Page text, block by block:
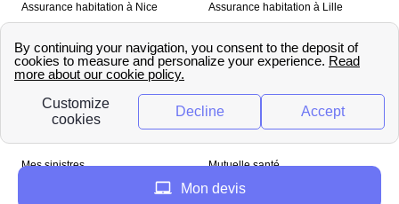
Assurance habitation à Nice
Assurance habitation à Lille
À propos
Qui sommes-nous ? Mentions légales
Mes sinistres
Mutuelle santé
Mon devis